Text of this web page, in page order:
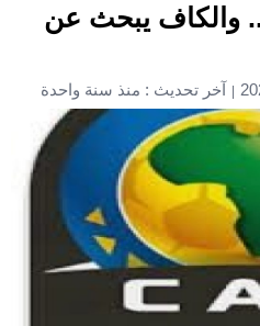
والكاف يبحث عن
آخر تحديث : منذ سنة واحدة